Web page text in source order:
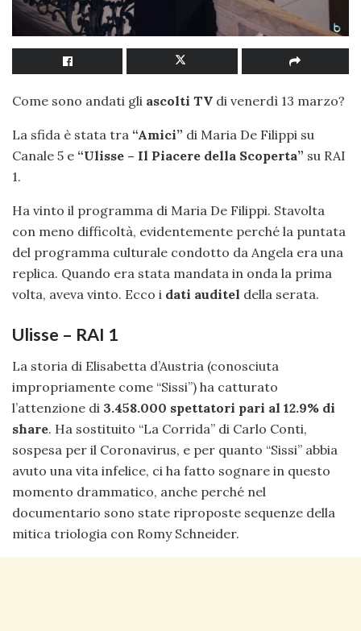
Come sono andati gli ascolti TV di venerdì 13 marzo?
La sfida è stata tra “Amici” di Maria De Filippi su
Canale 5 e “Ulisse – Il Piacere della Scoperta” su RAI
1.
Ha vinto il programma di Maria De Filippi. Stavolta
con meno difficoltà, evidentemente perché la puntata
del programma culturale condotto da Angela era una
replica. Quando era stata mandata in onda la prima
volta, aveva vinto. Ecco i dati auditel della serata.
Ulisse – RAI 1
La storia di Elisabetta d’Austria (conosciuta
impropriamente come “Sissi”) ha catturato
l’attenzione di 3.458.000 spettatori pari al 12.9% di
share. Ha sostituito “La Corrida” di Carlo Conti,
sospesa per il Coronavirus, e per quanto “Sissi” abbia
avuto una vita infelice, ci ha fatto sognare in questo
momento drammatico, anche perché nel
documentario sono state riproposte sequenze della
mitica triologia con Romy Schneider.